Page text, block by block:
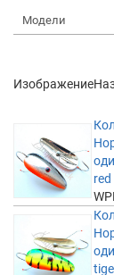
Модели
Изображение
red